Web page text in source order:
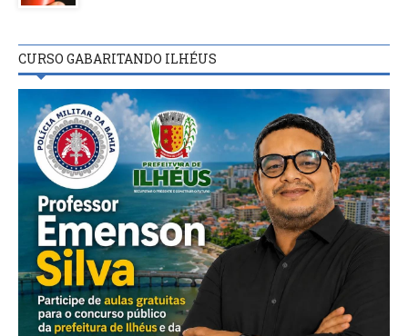
CURSO GABARITANDO ILHÉUS